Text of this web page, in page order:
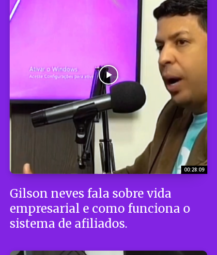
00:28:09
Gilson neves fala sobre vida
empresarial e como funciona o
sistema de afiliados.